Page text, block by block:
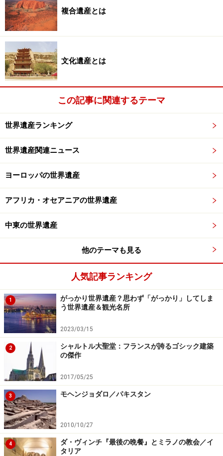
複合遺産とは
文化遺産とは
この記事に関連するテーマ
世界遺産ランキング
世界遺産関連ニュース
ヨーロッパの世界遺産
アフリカ・オセアニアの世界遺産
中東の世界遺産
他のテーマも見る
人気記事ランキング
1
がっかり世界遺産？思わず「がっかり」してしま
う世界遺産＆観光名所
2023/03/15
2
シャルトル大聖堂：フランスが誇るゴシック建築
の傑作
2017/05/25
3 モヘンジョダロ／パキスタン
2010/10/27
4
ダ・ヴィンチ『最後の晩餐』とミラノの教会／イ
タリア